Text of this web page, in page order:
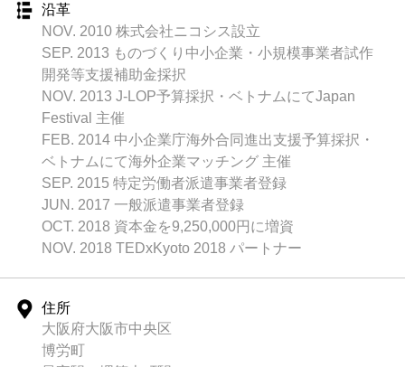
沿革
NOV. 2010 株式会社ニコシス設立
SEP. 2013 ものづくり中小企業・小規模事業者試作
開発等支援補助金採択
NOV. 2013 J-LOP予算採択・ベトナムにてJapan
Festival 主催
FEB. 2014 中小企業庁海外合同進出支援予算採択・
ベトナムにて海外企業マッチング 主催
SEP. 2015 特定労働者派遣事業者登録
JUN. 2017 一般派遣事業者登録
OCT. 2018 資本金を9,250,000円に増資
NOV. 2018 TEDxKyoto 2018 パートナー
住所
大阪府大阪市中央区
博労町